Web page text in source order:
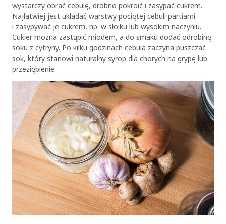
wystarczy obrać cebulę, drobno pokroić i zasypać cukrem.
Najłatwiej jest układać warstwy pociętej cebuli partiami
i zasypywać je cukrem, np. w słoiku lub wysokim naczyniu.
Cukier można zastąpić miodem, a do smaku dodać odrobinę
soku z cytryny. Po kilku godzinach cebula zaczyna puszczać
sok, który stanowi naturalny syrop dla chorych na grypę lub
przeziębienie.